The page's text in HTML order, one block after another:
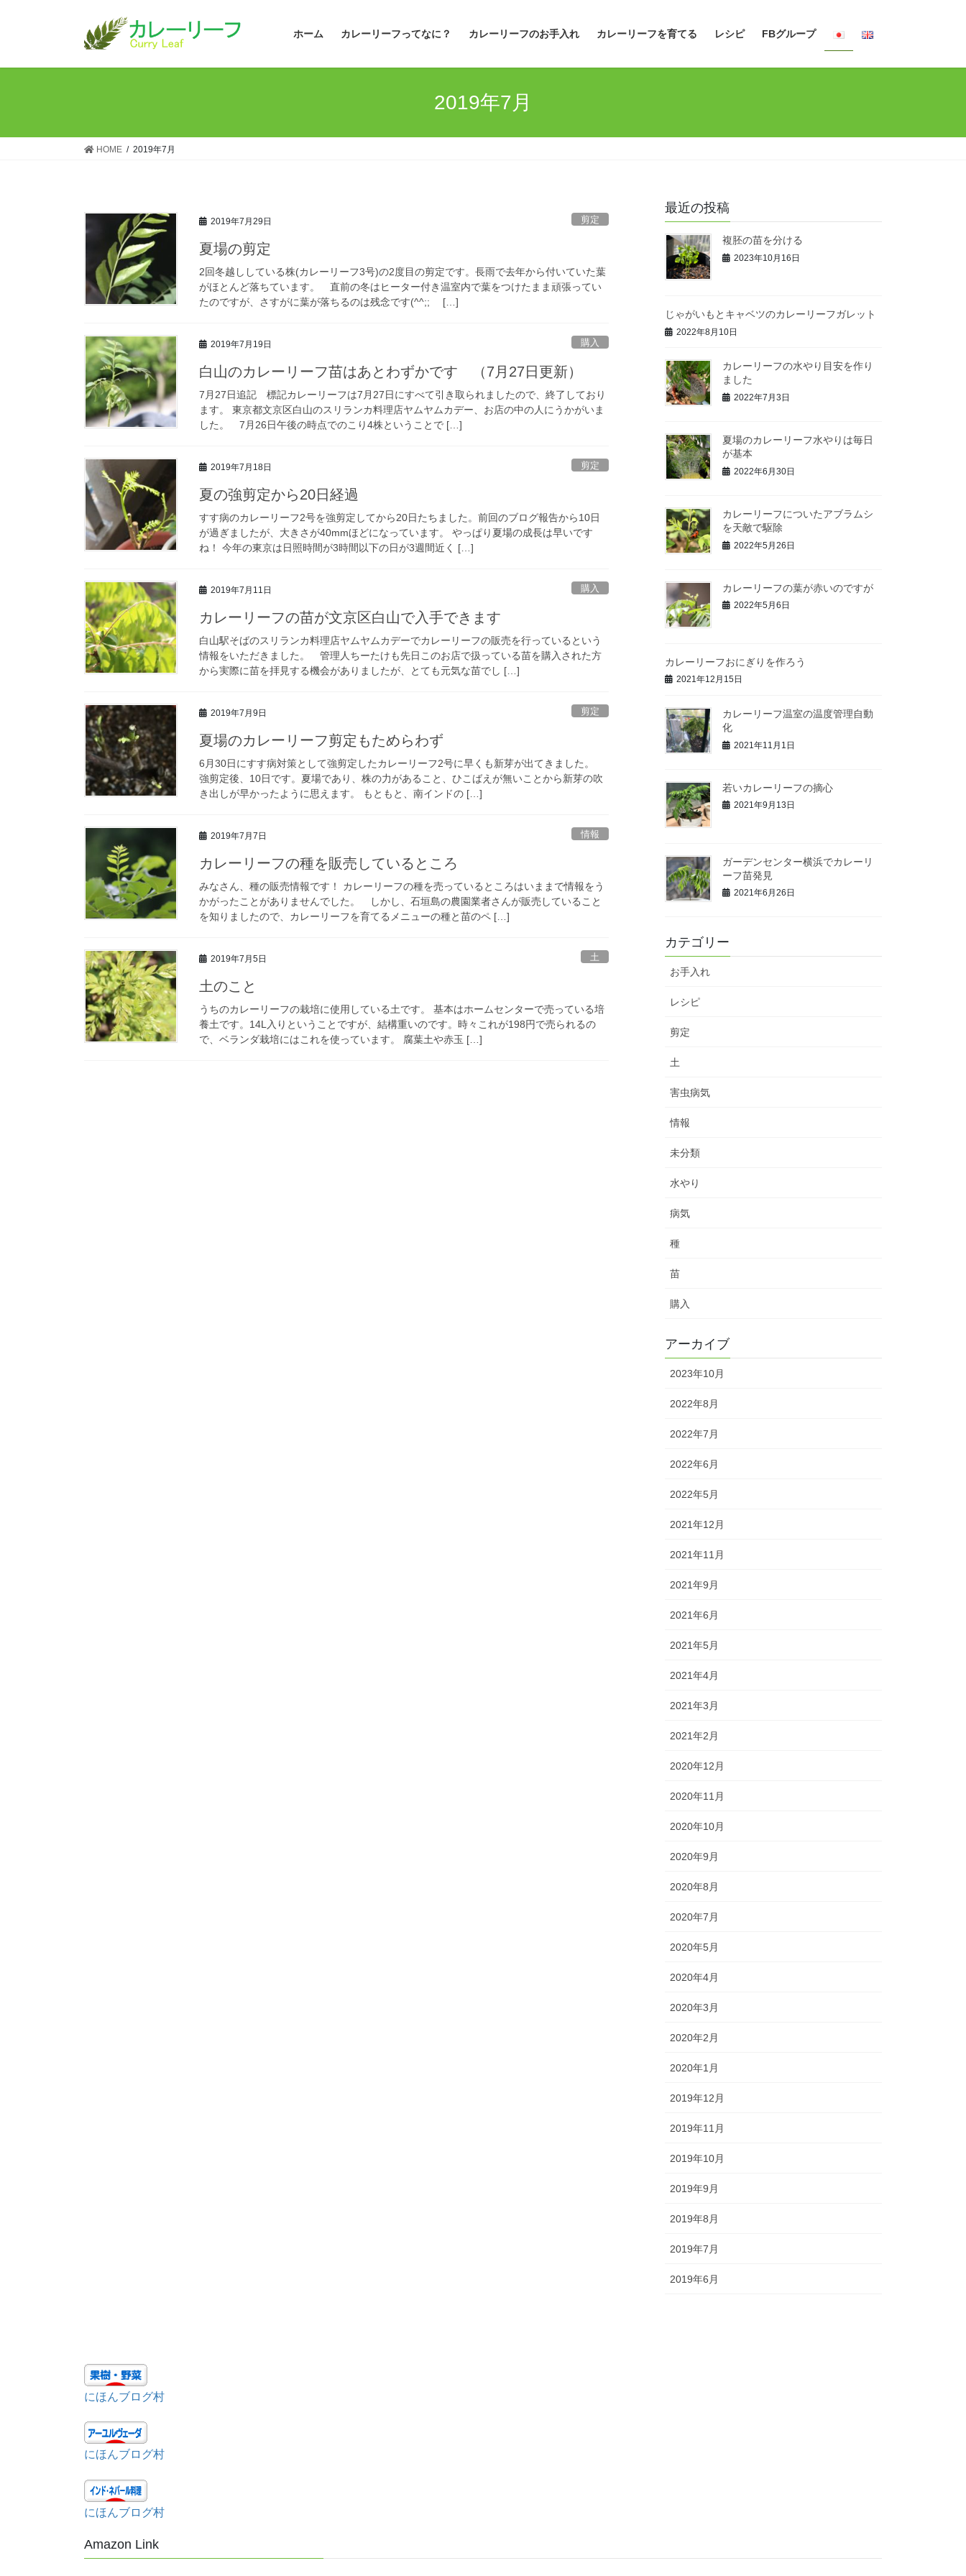
ホーム カレーリーフってなに？ カレーリーフのお手入れ カレーリーフを育てる レシピ FBグループ
2019年7月
HOME 2019年7月
2019年7月29日 剪定
夏場の剪定
2回冬越ししている株(カレーリーフ3号)の2度目の剪定です。長雨で去年から付いていた葉
がほとんど落ちています。 直前の冬はヒーター付き温室内で葉をつけたまま頑張ってい
たのですが、さすがに葉が落ちるのは残念です(^^;; […]
2019年7月19日 購入
白山のカレーリーフ苗はあとわずかです （7月27日更新）
7月27日追記 標記カレーリーフは7月27日にすべて引き取られましたので、終了しており
ます。 東京都文京区白山のスリランカ料理店ヤムヤムカデー、お店の中の人にうかがいま
した。 7月26日午後の時点でのこり4株ということで […]
2019年7月18日 剪定
夏の強剪定から20日経過
すす病のカレーリーフ2号を強剪定してから20日たちました。前回のブログ報告から10日
が過ぎましたが、大きさが40mmほどになっています。 やっぱり夏場の成長は早いです
ね！ 今年の東京は日照時間が3時間以下の日が3週間近く […]
2019年7月11日 購入
カレーリーフの苗が文京区白山で入手できます
白山駅そばのスリランカ料理店ヤムヤムカデーでカレーリーフの販売を行っているという
情報をいただきました。 管理人ちーたけも先日このお店で扱っている苗を購入された方
から実際に苗を拝見する機会がありましたが、とても元気な苗でし […]
2019年7月9日 剪定
夏場のカレーリーフ剪定もためらわず
6月30日にすす病対策として強剪定したカレーリーフ2号に早くも新芽が出てきました。
強剪定後、10日です。夏場であり、株の力があること、ひこばえが無いことから新芽の吹
き出しが早かったように思えます。 もともと、南インドの […]
2019年7月7日 情報
カレーリーフの種を販売しているところ
みなさん、種の販売情報です！ カレーリーフの種を売っているところはいままで情報をう
かがったことがありませんでした。 しかし、石垣島の農園業者さんが販売していること
を知りましたので、カレーリーフを育てるメニューの種と苗のペ […]
2019年7月5日 土
土のこと
うちのカレーリーフの栽培に使用している土です。 基本はホームセンターで売っている培
養土です。14L入りということですが、結構重いのです。時々これが198円で売られるの
で、ベランダ栽培にはこれを使っています。 腐葉土や赤玉 […]
最近の投稿
複胚の苗を分ける
2023年10月16日
じゃがいもとキャベツのカレーリーフガレット
2022年8月10日
カレーリーフの水やり目安を作り
ました
2022年7月3日
夏場のカレーリーフ水やりは毎日
が基本
2022年6月30日
カレーリーフについたアブラムシ
を天敵で駆除
2022年5月26日
カレーリーフの葉が赤いのですが
2022年5月6日
カレーリーフおにぎりを作ろう
2021年12月15日
カレーリーフ温室の温度管理自動
化
2021年11月1日
若いカレーリーフの摘心
2021年9月13日
ガーデンセンター横浜でカレーリ
ーフ苗発見
2021年6月26日
カテゴリー
お手入れ
レシピ
剪定
土
害虫病気
情報
未分類
水やり
病気
種
苗
購入
アーカイブ
2023年10月
2022年8月
2022年7月
2022年6月
2022年5月
2021年12月
2021年11月
2021年9月
2021年6月
2021年5月
2021年4月
2021年3月
2021年2月
2020年12月
2020年11月
2020年10月
2020年9月
2020年8月
2020年7月
2020年5月
2020年4月
2020年3月
2020年2月
2020年1月
2019年12月
2019年11月
2019年10月
2019年9月
2019年8月
2019年7月
2019年6月
にほんブログ村
にほんブログ村
にほんブログ村
Amazon Link